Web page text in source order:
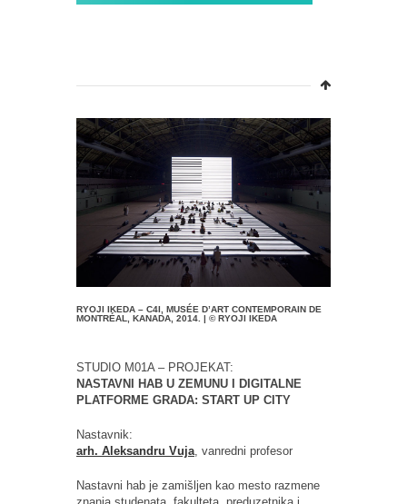
RYOJI IKEDA – C4I, MUSÉE D’ART CONTEMPORAIN DE
MONTRÉAL, KANADA, 2014. | © RYOJI IKEDA
STUDIO M01A – PROJEKAT:
NASTAVNI HAB U ZEMUNU I DIGITALNE
PLATFORME GRADA: START UP CITY
Nastavnik:
arh. Aleksandru Vuja, vanredni profesor
Nastavni hab je zamišljen kao mesto razmene